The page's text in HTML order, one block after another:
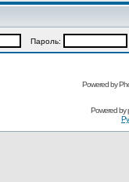
Пароль:
Powered by
Powered by